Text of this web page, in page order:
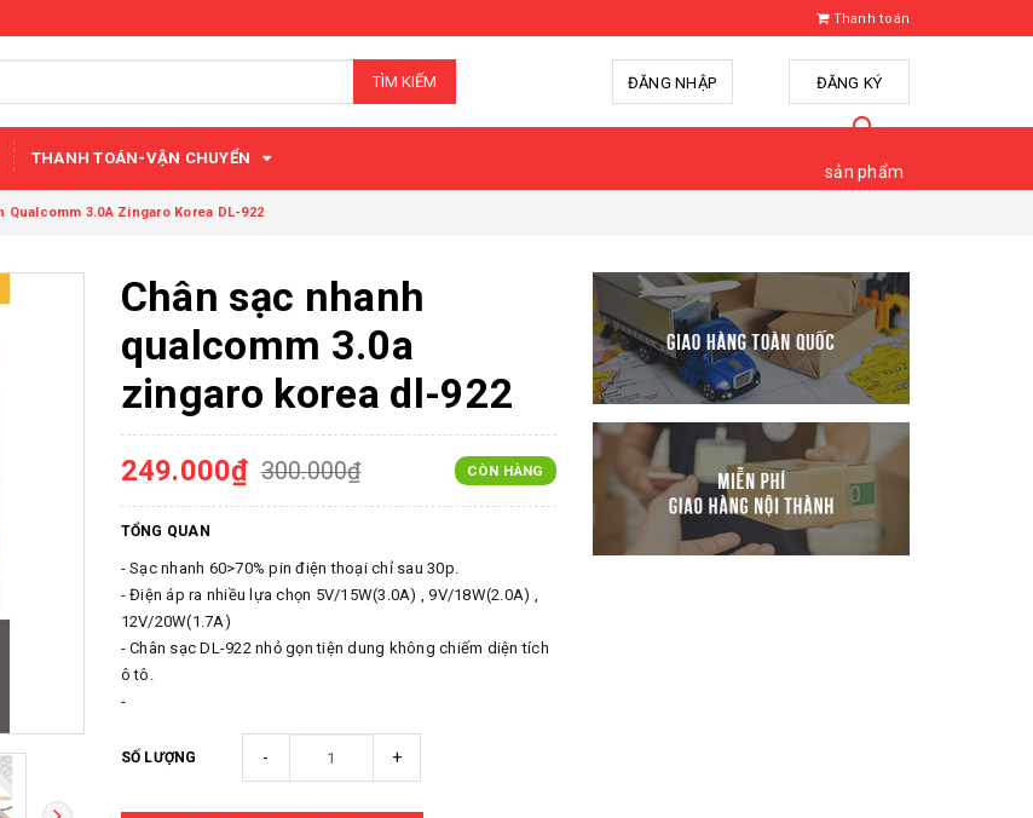
Thanh toán
TÌM KIẾM ĐĂNG NHẬP ĐĂNG KÝ
THANH TOÁN-VẬN CHUYỂN
sản phẩm
Qualcomm 3.0A Zingaro Korea DL-922
Chân sạc nhanh
qualcomm 3.0a
zingaro korea dl-922
249.000₫ 300.000₫ CÒN HÀNG
TỔNG QUAN
- Sạc nhanh 60>70% pin điện thoại chỉ sau 30p.
- Điện áp ra nhiều lựa chọn 5V/15W(3.0A) , 9V/18W(2.0A) ,
12V/20W(1.7A)
- Chân sạc DL-922 nhỏ gọn tiện dung không chiếm diện tích
ô tô.
-
SỐ LƯỢNG - +